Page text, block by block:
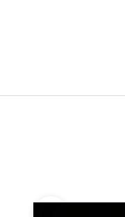
Précédent